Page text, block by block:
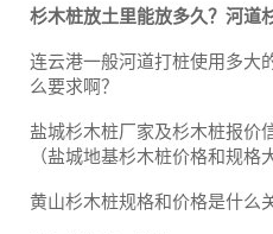
杉木桩放土里能放多久？河道
连云港一般河道打桩使用多大
么要求啊？
盐城杉木桩厂家及杉木桩报价
（盐城地基杉木桩价格和规格
黄山杉木桩规格和价格是什么